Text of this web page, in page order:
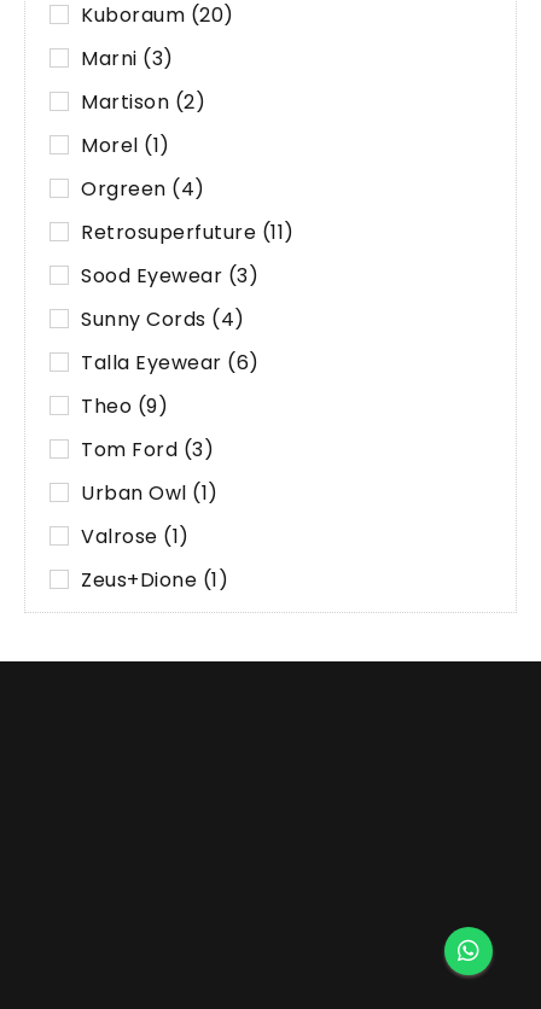
Kuboraum (20)
Marni (3)
Martison (2)
Morel (1)
Orgreen (4)
Retrosuperfuture (11)
Sood Eyewear (3)
Sunny Cords (4)
Talla Eyewear (6)
Theo (9)
Tom Ford (3)
Urban Owl (1)
Valrose (1)
Zeus+Dione (1)